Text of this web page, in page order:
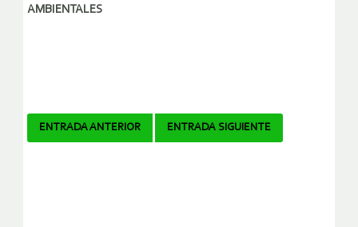
AMBIENTALES
Navegador
ENTRADA ANTERIOR ENTRADA SIGUIENTE